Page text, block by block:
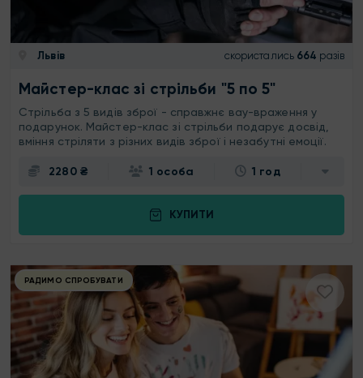
Львів скористались 664 разів
Майстер-клас зі стрільби "5 по 5"
Стрільба з 5 видів зброї - справжнє вау-враження у
подарунок. Майстер-клас зі стрільби подарує досвід,
вміння стріляти з різних видів зброї і незабутні емоції.
2280 ₴ 1 особа 1 год
КУПИТИ
РАДИМО СПРОБУВАТИ